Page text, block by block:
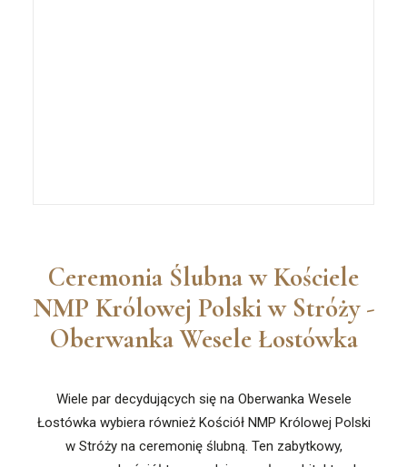
Ceremonia Ślubna w Kościele
NMP Królowej Polski w Stróży -
Oberwanka Wesele Łostówka
Wiele par decydujących się na Oberwanka Wesele
Łostówka wybiera również Kościół NMP Królowej Polski
w Stróży na ceremonię ślubną. Ten zabytkowy,